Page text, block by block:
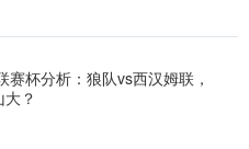
赛杯分析：狼队vs西汉姆联，
？